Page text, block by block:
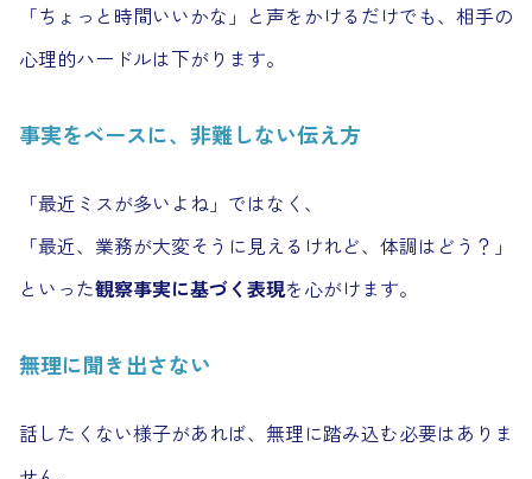
「ちょっと時間いいかな」と声をかけるだけでも、相手の
心理的ハードルは下がります。
事実をベースに、非難しない伝え方
「最近ミスが多いよね」ではなく、
「最近、業務が大変そうに見えるけれど、体調はどう？」
といった観察事実に基づく表現を心がけます。
無理に聞き出さない
話したくない様子があれば、無理に踏み込む必要はありま